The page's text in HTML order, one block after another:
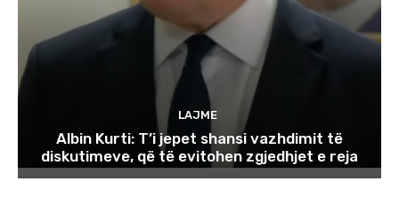
LAJME
Albin Kurti: T’i jepet shansi vazhdimit të
diskutimeve, që të evitohen zgjedhjet e reja